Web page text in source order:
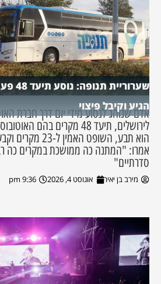
הגיע וקיבל פיצוי
אדם שנוהג לנסוע מידי יום דרך חברת
לירושלים, תיעד 48 מקרים בהם
הוא תבע, השופט
אמרו: "המתנה כה ממושכת במקרים כה
סדרתיים"
מירב בן יאיר אוגוסט 4, 2026 9:36 pm